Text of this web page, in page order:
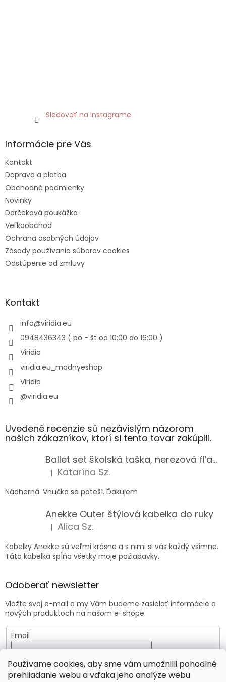
Používame cookies, aby sme vám umožnilli pohodlné
prehliadanie webu a vďaka jeho analýze webu
Sledovať na Instagrame
Informácie pre Vás
Kontakt
Doprava a platba
Obchodné podmienky
Novinky
Darčeková poukážka
Veľkoobchod
Ochrana osobných údajov
Zásady používania súborov cookies
Odstúpenie od zmluvy
Kontakt
info@viridia.eu
0948436343 ( po - št od 10:00 do 16:00 )
Viridia
viridia.eu_modnyeshop
Viridia
@viridia.eu
Uvedené recenzie sú nezávislým názorom
našich zákazníkov, ktorí si tento tovar zakúpili.
Ballet set školská taška, nerezová fľaša a plný peračník s motívom baletky pre dievča
Hodnotenie produktu je 5 z 5 hviezdičiek.
| Katarína Sz.
Nádherná. Vnučka sa poteší. Ďakujem
Anekke Outer štýlová kabelka do ruky
Hodnotenie produktu je 5 z 5 hviezdičiek.
| Alica Sz.
Kabelky Anekke sú veľmi krásne a s nimi si vás každý všimne.
Táto kabelka spĺňa všetky moje požiadavky.
Odoberať newsletter
Vložte svoj e-mail a my Vám budeme zasielať informácie o
nových produktoch na našom e-shope.
Email
osobných údajov